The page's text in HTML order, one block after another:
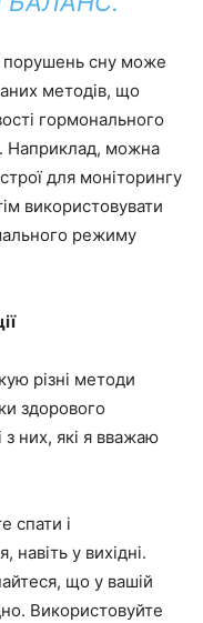
порушень сну може
методів, що
гормонального
Наприклад, можна
для моніторингу
використовувати
режиму
різні методи
здорового
них, які я вважаю
спати і
у вихідні.
що у вашій
Використовуйте